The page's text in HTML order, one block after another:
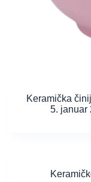
Keramička
5. januar